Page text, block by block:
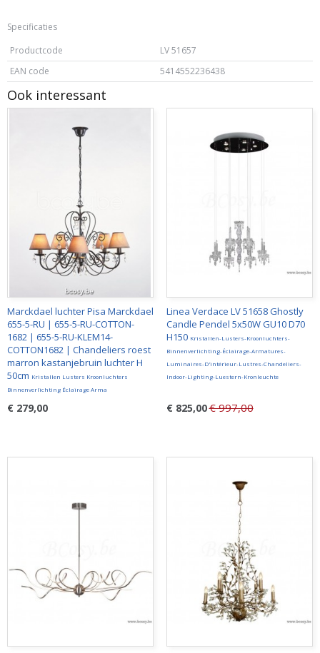
Specificaties
Productcode
LV 51657
EAN code
5414552236438
Ook interessant
Marckdael luchter Pisa Marckdael
655-5-RU | 655-5-RU-COTTON-
1682 | 655-5-RU-KLEM14-
COTTON1682 | Chandeliers roest
marron kastanjebruin luchter H
50cm Kristallen Lusters Kroonluchters
Binnenverlichting Éclairage Arma
€ 279,00
Linea Verdace LV 51658 Ghostly
Candle Pendel 5x50W GU10 D70
H150 Kristallen-Lusters-Kroonluchters-
Binnenverlichting-Éclairage-Armatures-
Luminaires-D'intérieur-Lustres-Chandeliers-
Indoor-Lighting-Luestern-Kronleuchte
€ 825,00€ 997,00